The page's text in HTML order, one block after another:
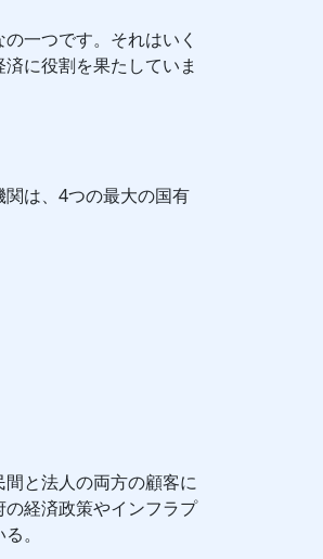
一つです。それはいく
に役割を果たしていま
は、4つの最大の国有
と法人の両方の顧客に
経済政策やインフラプ
。